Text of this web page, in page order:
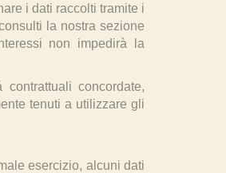
i dati raccolti tramite i
la nostra sezione
non impedirà la
concordate,
tenuti a utilizzare gli
esercizio, alcuni dati